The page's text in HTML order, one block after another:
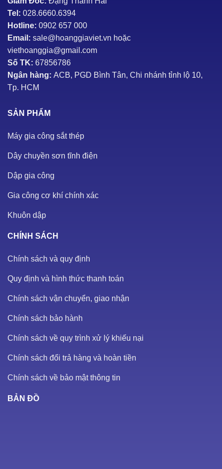
Tel: 028.6660.6394
Hotline: 0902 657 000
Email: sale@hoanggiaviet.vn hoặc
viethoanggia@gmail.com
Số TK: 67856786
Ngân hàng: ACB, PGD Bình Tân, Chi nhánh tỉnh lộ 10,
Tp. HCM
SẢN PHẨM
Máy gia công sắt thép
Dây chuyền sơn tĩnh điện
Dập gia công
Gia công cơ khí chính xác
Khuôn dập
CHÍNH SÁCH
Chính sách và quy định
Quy định và hình thức thanh toán
Chính sách vận chuyển, giao nhận
Chính sách bảo hành
Chính sách về quy trình xử lý khiếu nại
Chính sách đổi trả hàng và hoàn tiền
Chính sách về bảo mật thông tin
BẢN ĐỒ